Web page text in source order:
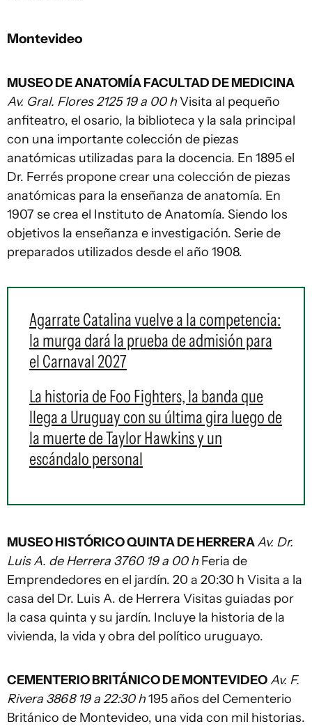
Montevideo
MUSEO DE ANATOMÍA FACULTAD DE MEDICINA
Av. Gral. Flores 2125 19 a 00 hVisita al pequeño
anfiteatro, el osario, la biblioteca y la sala principal
con una importante colección de piezas
anatómicas utilizadas para la docencia. En 1895 el
Dr. Ferrés propone crear una colección de piezas
anatómicas para la enseñanza de anatomía. En
1907 se crea el Instituto de Anatomía. Siendo los
objetivos la enseñanza e investigación. Serie de
preparados utilizados desde el año 1908.
Agarrate Catalina vuelve a la competencia:
la murga dará la prueba de admisión para
el Carnaval 2027
La historia de Foo Fighters, la banda que
llega a Uruguay con su última gira luego de
la muerte de Taylor Hawkins y un
escándalo personal
MUSEO HISTÓRICO QUINTA DE HERRERAAv. Dr.
Luis A. de Herrera 3760 19 a 00 hFeria de
Emprendedores en el jardín. 20 a 20:30 h Visita a la
casa del Dr. Luis A. de Herrera Visitas guiadas por
la casa quinta y su jardín. Incluye la historia de la
vivienda, la vida y obra del político uruguayo.
CEMENTERIO BRITÁNICO DE MONTEVIDEOAv. F.
Rivera 3868 19 a 22:30 h195 años del Cementerio
Británico de Montevideo, una vida con mil historias.